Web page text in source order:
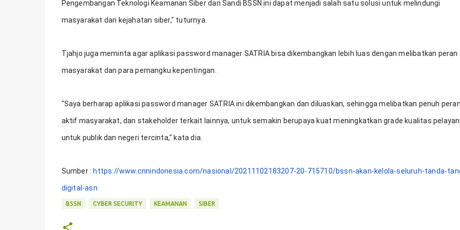
Pengembangan Teknologi Keamanan Siber dan Sandi BSSN ini dapat menjadi salah satu solusi untuk melindungi
masyarakat dari kejahatan siber," tuturnya.
Tjahjo juga meminta agar aplikasi password manager SATRIA bisa dikembangkan lebih luas dengan melibatkan
masyarakat dan para pemangku kepentingan.
"Saya berharap aplikasi password manager SATRIA ini dikembangkan dan diluaskan, sehingga melibatkan penuh peran
aktif masyarakat, dan stakeholder terkait lainnya, untuk semakin berupaya kuat meningkatkan grade kualitas
untuk publik dan negeri tercinta," kata dia.
Sumber : https://www.cnnindonesia.com/nasional/20211102183207-20-715710/bssn-akan-kelola-seluruh-tanda-
digital-asn
BSSN CYBER SECURITY KEAMANAN SIBER